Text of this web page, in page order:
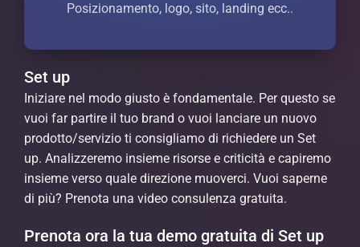
Posizionamento, logo, sito, landing ecc..
Set up
Iniziare nel modo giusto è fondamentale. Per questo se
vuoi far partire il tuo brand o vuoi lanciare un nuovo
prodotto/servizio ti consigliamo di richiedere un Set
up. Analizzeremo insieme risorse e criticità e capiremo
insieme verso quale direzione muoverci. Vuoi saperne
di più? Prenota una video consulenza gratuita.
Prenota ora la tua demo gratuita di Set up